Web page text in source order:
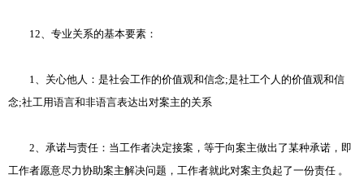
12、专业关系的基本要素：
1、关心他人：是社会工作的价值观和信念;是社工个人的价值观和信
念;社工用语言和非语言表达出对案主的关系
2、承诺与责任：当工作者决定接案，等于向案主做出了某种承诺，即
工作者愿意尽力协助案主解决问题，工作者就此对案主负起了一份责任 。